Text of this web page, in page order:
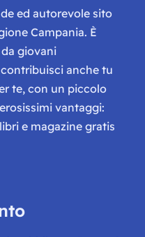
ed autorevole sito
Campania. È
giovani
anche tu
te, con un piccolo
vantaggi:
e magazine gratis